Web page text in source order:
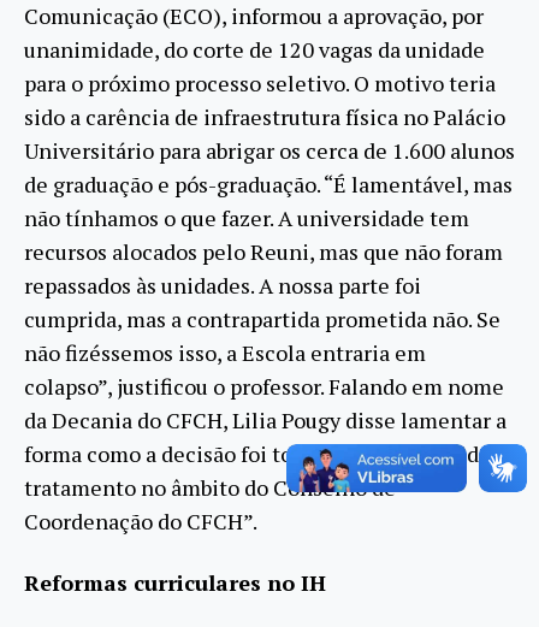
Comunicação (ECO), informou a aprovação, por
unanimidade, do corte de 120 vagas da unidade
para o próximo processo seletivo. O motivo teria
sido a carência de infraestrutura física no Palácio
Universitário para abrigar os cerca de 1.600 alunos
de graduação e pós-graduação. “É lamentável, mas
não tínhamos o que fazer. A universidade tem
recursos alocados pelo Reuni, mas que não foram
repassados às unidades. A nossa parte foi
cumprida, mas a contrapartida prometida não. Se
não fizéssemos isso, a Escola entraria em
colapso”, justificou o professor. Falando em nome
da Decania do CFCH, Lilia Pougy disse lamentar a
forma como a decisão foi tomada, “sem o devido
tratamento no âmbito do Conselho de
Coordenação do CFCH”.
Reformas curriculares no IH